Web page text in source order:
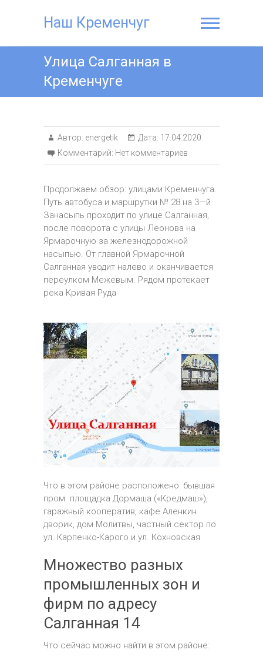
Наш Кременчуг
Улица Салганная в
Кременчуге
Автор: energetik Дата: 17.04.2020
Комментарий: Нет комментариев
Продолжаем обзор: улицами Кременчуга.
Путь автобуса и маршрутки № 28 на 3—й
Занасыпь проходит по улице Салганная,
после поворота с улицы Леонова на
Ярмарочную за железнодорожной
насыпью. От главной Ярмарочной
Салганная уводит налево и оканчивается
переулком Межевым. Рядом протекает
река Кривая Руда
Что в этом районе расположено: бывшая
пром. площадка Дормаша («Кредмаш»),
гаражный кооператив, кафе Аленкин
дворик, дом Молитвы, частный сектор по
ул. Карпенко-Карого и ул. Кохновская
Множество разных
промышленных зон и
фирм по адресу
Салганная 14
Что сейчас можно найти в этом районе: